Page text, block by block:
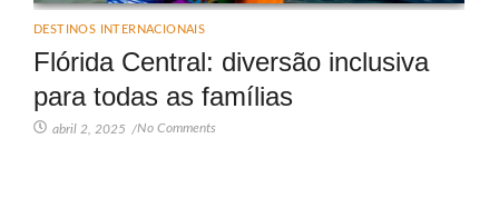
DESTINOS INTERNACIONAIS
Flórida Central: diversão inclusiva
para todas as famílias
abril 2, 2025 /No Comments